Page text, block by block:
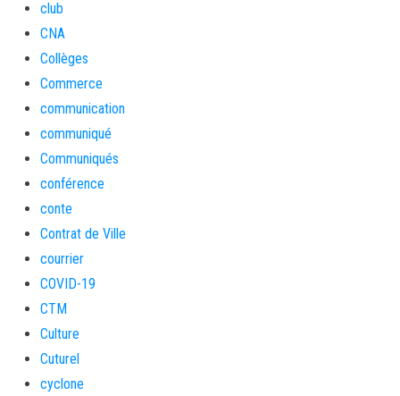
club
CNA
Collèges
Commerce
communication
communiqué
Communiqués
conférence
conte
Contrat de Ville
courrier
COVID-19
CTM
Culture
Cuturel
cyclone